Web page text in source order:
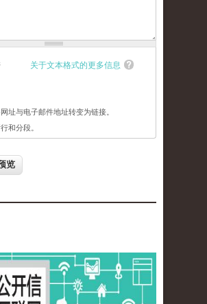
关于文本格式的更多信息
址与电子邮件地址转变为链接。
和分段。